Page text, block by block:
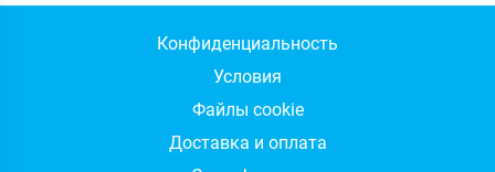
Конфиденциальность
Условия
Файлы cookie
Доставка и оплата